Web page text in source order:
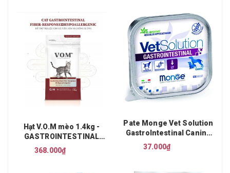
Hạt V.O.M mèo 1.4kg -
GASTROINTESTINAL
FIBER-RESPONSE +
HYPOALLERGENIC
368.000₫
Pate Monge Vet Solution
GastroIntestinal Canine
150gr
37.000₫